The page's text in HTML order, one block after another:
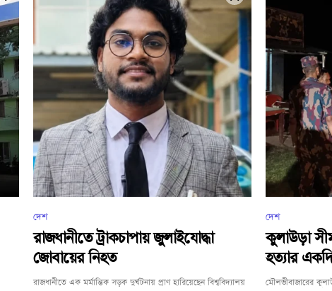
দেশ
রাজধানীতে ট্রাকচাপায় জুলাইযোদ্ধা
জোবায়ের নিহত
রাজধানীতে এক মর্মান্তিক সড়ক দুর্ঘটনায় প্রাণ হারিয়েছেন বিশ্ববিদ্যালয়
দেশ
কুলাউড়া
হত্যার
মৌলভীবাজারের